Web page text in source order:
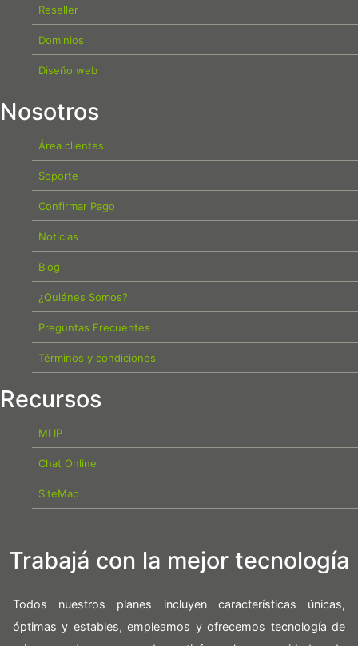
Reseller
Dominios
Diseño web
Nosotros
Área clientes
Soporte
Confirmar Pago
Noticias
Blog
¿Quiénes Somos?
Preguntas Frecuentes
Términos y condiciones
Recursos
MI IP
Chat Online
SiteMap
Trabajá con la mejor tecnología
Todos nuestros planes incluyen características únicas,
óptimas y estables, empleamos y ofrecemos tecnología de